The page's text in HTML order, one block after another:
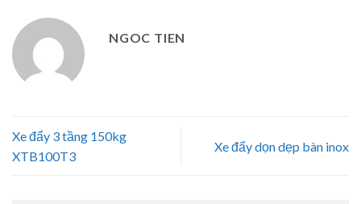
NGOC TIEN
Xe đẩy 3 tầng 150kg
XTB100T3
Xe đẩy dọn dẹp bàn inox